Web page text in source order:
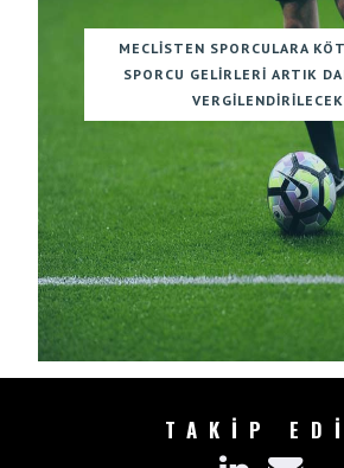
MECLISTEN SPORCULARA
SPORCU GELIRLERI ARTIK
VERGILENDIRILECEK
TAKİP